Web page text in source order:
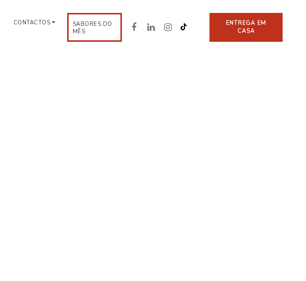
CONTACTOS
SABORES DO
MÊS
ENTREGA EM
CASA